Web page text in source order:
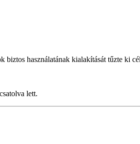
biztos használatának kialakítását tűzte ki
lett.